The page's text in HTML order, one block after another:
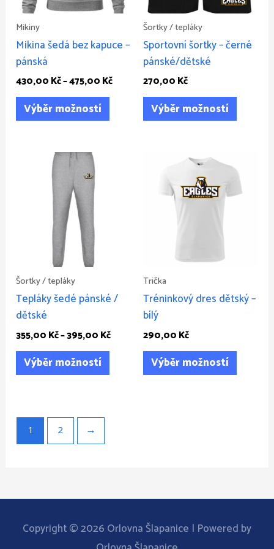
Mikiny
Mikina šedá bez kapuce –
pánská
430,00 Kč–475,00 Kč
Výběr možností
lze
produktu
Šortky / tepláky
Sportovní šortky – černé
pánské/dětské
270,00 Kč
Výběr možností
lze
Šortky / tepláky
Tepláky šedé pánské /
dětské
355,00 Kč–395,00 Kč
Výběr možností
na
Trička
Tréninkový dres dětský –
bílý
290,00 Kč
Výběr možností
produkt
má
na
stránce
1 2 →
Copyright © 2026 Orlovna Šlapanice | Powered by